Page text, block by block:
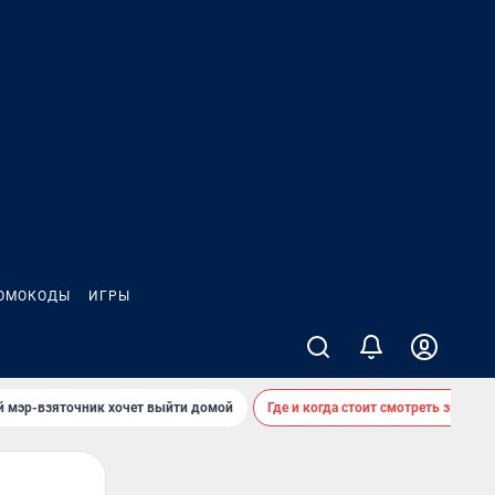
ИГРЫ
мэр-взяточник хочет выйти домой Где и когда стоит смотреть